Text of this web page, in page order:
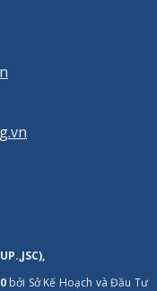
bởi Sở Kế Hoạch và Đầu Tư